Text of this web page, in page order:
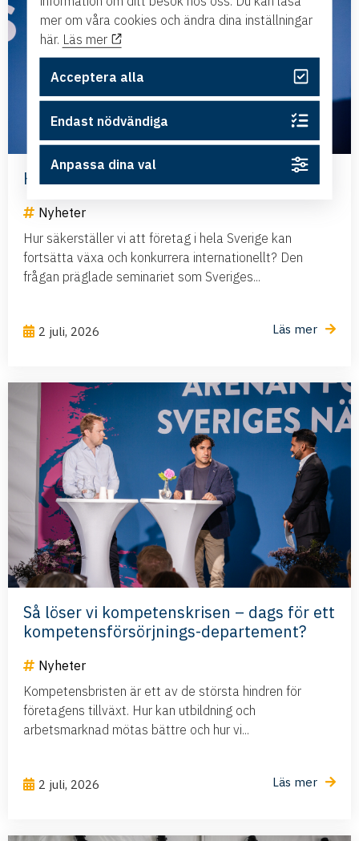
Har Sverige råd att negligera flyget?
Nyheter
Hur säkerställer vi att företag i hela Sverige kan
fortsätta växa och konkurrera internationellt? Den
frågan präglade seminariet som Sveriges...
2 juli, 2026 Läs mer
Så löser vi kompetenskrisen – dags för ett
kompetensförsörjnings-departement?
Nyheter
Kompetensbristen är ett av de största hindren för
företagens tillväxt. Hur kan utbildning och
arbetsmarknad mötas bättre och hur vi...
2 juli, 2026 Läs mer
mer om våra cookies och ändra dina inställningar
här. Läs mer
Acceptera alla
Endast nödvändiga
Anpassa dina val